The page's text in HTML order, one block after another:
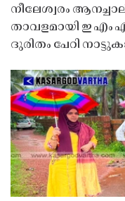
നീലേശ്വരം
താവളമായി ഇ എം
ദുരിതം പേറി